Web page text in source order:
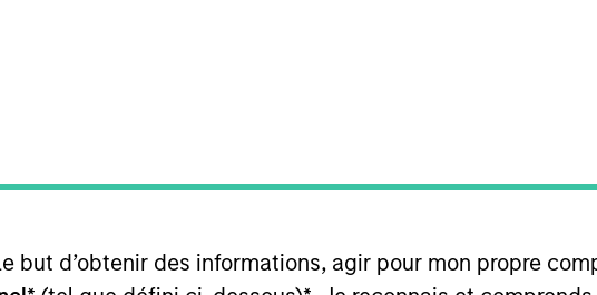
but d’obtenir des informations, agir pour mon propre
producers of branded baby and adult
share in Thailand, Malaysia and